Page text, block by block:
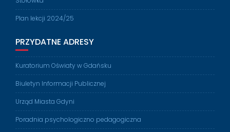
Plan lekcji 2024/25
PRZYDATNE ADRESY
Kuratorium Oświaty w Gdańsku
Biuletyn Informacji Publicznej
Urząd Miasta Gdyni
Poradnia psychologiczno pedagogiczna